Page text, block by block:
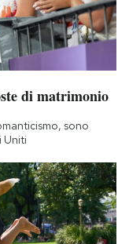
di matrimonio
sono
Uniti